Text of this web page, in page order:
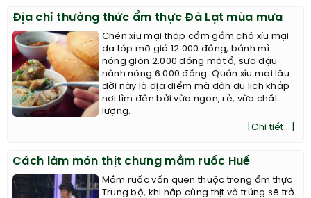
Địa chỉ thưởng thức ẩm thực Đà Lạt mùa mưa
Chén xíu mại thập cẩm gồm chả xíu mại
da tóp mỡ giá 12.000 đồng, bánh mì
nóng giòn 2.000 đồng một ổ, sữa đậu
nành nóng 6.000 đồng. Quán xíu mại lâu
đời này là địa điểm mà dân du lịch khắp
nơi tìm đến bởi vừa ngon, rẻ, vừa chất
lượng.
[Chi tiết...]
Cách làm món thịt chưng mắm ruốc Huế
Mắm ruốc vốn quen thuộc trong ẩm thực
Trung bộ, khi hấp cùng thịt và trứng sẽ trở